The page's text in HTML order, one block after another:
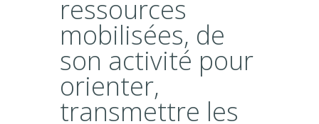
ressources
mobilisées, de
son activité pour
orienter,
transmettre les